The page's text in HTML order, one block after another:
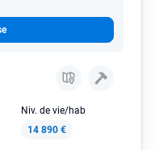
Niv. de vie/hab
14 890 €